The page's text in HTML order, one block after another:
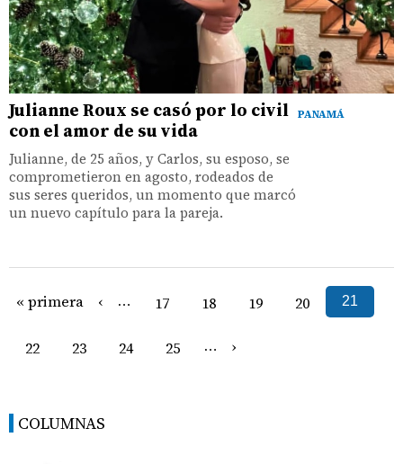
PANAMÁ
Julianne Roux se casó por lo civil
con el amor de su vida
Julianne, de 25 años, y Carlos, su esposo, se
comprometieron en agosto, rodeados de
sus seres queridos, un momento que marcó
un nuevo capítulo para la pareja.
« primera ‹ … 17 18 19 20 21
22 23 24 25 … ›
COLUMNAS